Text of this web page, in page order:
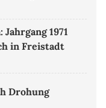
1971
in Freistadt
Drohung